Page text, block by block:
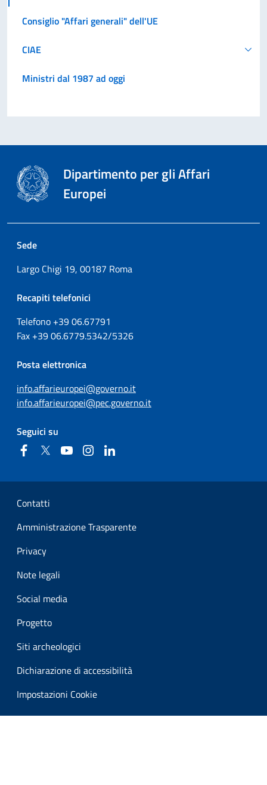
Consiglio "Affari generali" dell'UE
CIAE
Ministri dal 1987 ad oggi
Dipartimento per gli Affari
Europei
Sede
Largo Chigi 19, 00187 Roma
Recapiti telefonici
Telefono +3906.67791
Fax +3906.6779.5342/5326
Posta elettronica
info.affarieuropei@governo.it
info.affarieuropei@pec.governo.it
Seguici su
FacebookTwitter YouTubeInstagram
Sezione Link Utili
Contatti
Amministrazione Trasparente
Privacy
Note legali
Social media
Progetto
Siti archeologici
Dichiarazione di accessibilità
Impostazioni Cookie